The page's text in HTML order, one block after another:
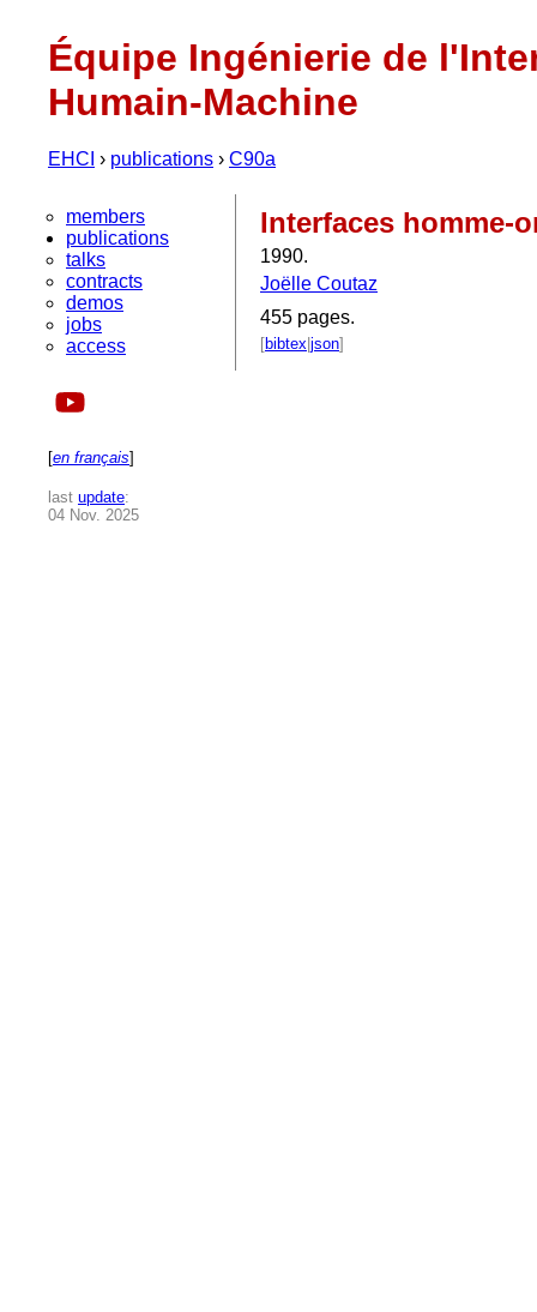
Équipe Ingénierie de
Humain-Machine
EHCI › publications › C90a
members
publications
talks
contracts
demos
jobs
access
[en français]
last update:
04 Nov. 2025
Interfaces homme-
1990.
Joëlle Coutaz
455 pages.
[bibtex json]